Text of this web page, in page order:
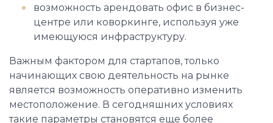
возможность арендовать офис в бизнес-
центре или коворкинге, используя уже
имеющуюся инфраструктуру.
Важным фактором для стартапов, только
начинающих свою деятельность на рынке
является возможность оперативно изменить
местоположение. В сегодняшних условиях
такие параметры становятся еще более